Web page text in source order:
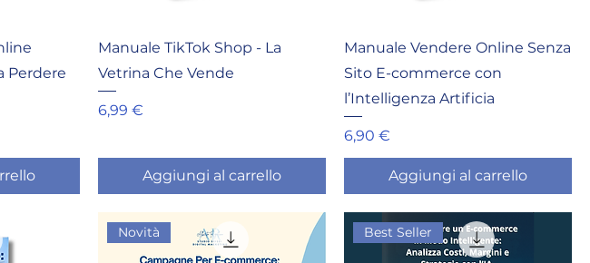
Perdere
Manuale TikTok Shop - La
Vetrina Che Vende
Prezzo
6,99 €
Aggiungi al carrello
Manuale Vendere Online Senza
Sito E-commerce con
l’Intelligenza Artificia
Prezzo
6,90 €
Aggiungi al carrello
Novità Best Seller